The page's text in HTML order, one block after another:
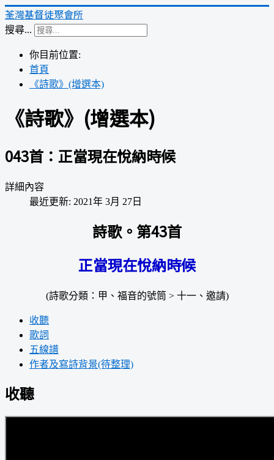
荃灣基督徒聚會所
搜尋...
你目前位置:
首頁
《詩歌》(增選本)
《詩歌》(增選本)
043首：正當現在悅納時候
詳細內容
最近更新: 2021年 3月 27日
詩歌。第43首
正當現在悅納時候
(詩歌分類：甲、福音的號筒 > 十一、邀請)
收聽
歌詞
五線譜
作者及寫詩背景(待整理)
收聽